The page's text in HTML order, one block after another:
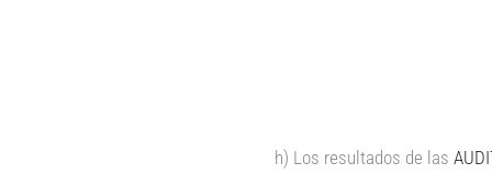
h) Los resultados de las